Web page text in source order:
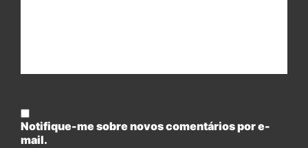
Notifique-me sobre novos comentários por e-
mail.